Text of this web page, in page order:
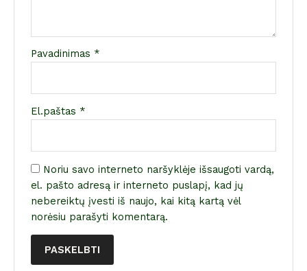
Pavadinimas *
El.paštas *
Noriu savo interneto naršyklėje išsaugoti vardą,
el. pašto adresą ir interneto puslapį, kad jų
nebereiktų įvesti iš naujo, kai kitą kartą vėl
norėsiu parašyti komentarą.